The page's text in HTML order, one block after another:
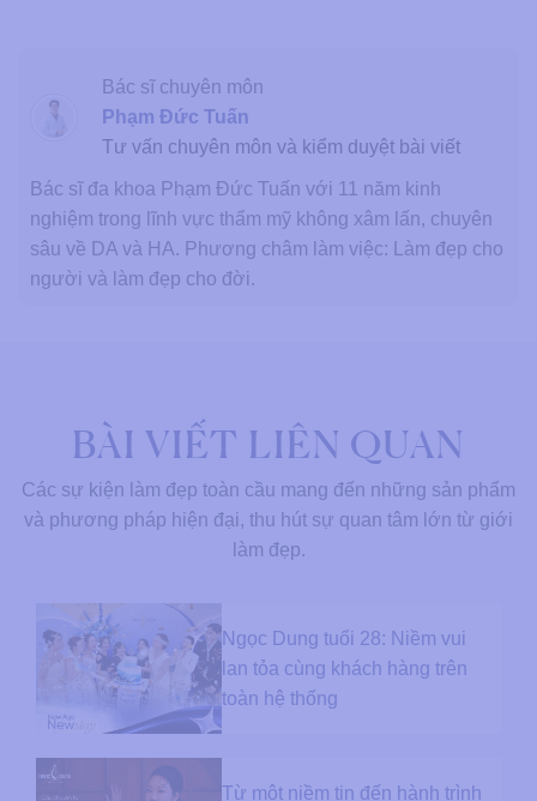
Bác sĩ chuyên môn
Phạm Đức Tuấn
Tư vấn chuyên môn và kiểm duyệt bài viết
Bác sĩ đa khoa Phạm Đức Tuấn với 11 năm kinh
nghiệm trong lĩnh vực thẩm mỹ không xâm lấn, chuyên
sâu về DA và HA. Phương châm làm việc: Làm đẹp cho
người và làm đẹp cho đời.
BÀI VIẾT LIÊN QUAN
Các sự kiện làm đẹp toàn cầu mang đến những sản phẩm
và phương pháp hiện đại, thu hút sự quan tâm lớn từ giới
làm đẹp.
Ngọc Dung tuổi 28: Niềm vui
lan tỏa cùng khách hàng trên
toàn hệ thống
Từ một niềm tin đến hành trình